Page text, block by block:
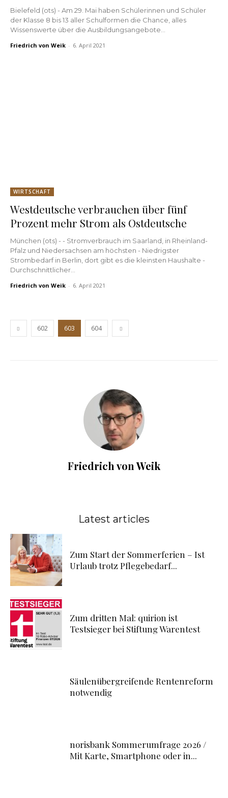
Bielefeld (ots) - Am 29. Mai haben Schülerinnen und Schüler
der Klasse 8 bis 13 aller Schulformen die Chance, alles
Wissenswerte über die Ausbildungsangebote...
Friedrich von Weik - 6. April 2021
WIRTSCHAFT
Westdeutsche verbrauchen über fünf
Prozent mehr Strom als Ostdeutsche
München (ots) - - Stromverbrauch im Saarland, in Rheinland-
Pfalz und Niedersachsen am höchsten - Niedrigster
Strombedarf in Berlin, dort gibt es die kleinsten Haushalte -
Durchschnittlicher...
Friedrich von Weik - 6. April 2021
602 603 604
Friedrich von Weik
Latest articles
Zum Start der Sommerferien – Ist
Urlaub trotz Pflegebedarf...
Zum dritten Mal: quirion ist
Testsieger bei Stiftung Warentest
Säulenübergreifende Rentenreform
notwendig
norisbank Sommerumfrage 2026 /
Mit Karte, Smartphone oder in...